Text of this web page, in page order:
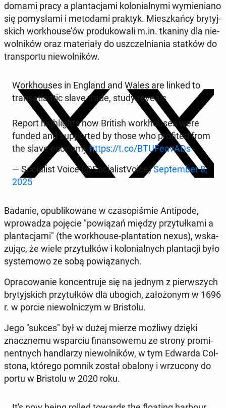
domami pracy a plan­ta­cja­mi ko­lo­nial­ny­mi wy­mie­nia­no
się po­my­sła­mi i me­to­da­mi praktyk. Miesz­kań­cy bry­tyj­
skich wor­kho­use’ów pro­du­ko­wa­li m.in. tkaniny dla nie­
wol­ni­ków oraz ma­te­ria­ły do uszczel­nia­nia statków do
trans­por­tu nie­wol­ni­ków.
Wor­kho­uses in England and Wales are linked to
trans­atlan­tic slave trade, study reveals
Report hi­gh­li­ghts how British wor­kho­uses were
funded and sup­por­ted by those who pro­fi­ted from
the slave economy https://t.co/BTU­Fe­avADs
— So­cia­list Voice (@So­cia­li­stVo­ice)Sep­tem­ber 8,
2025
Badanie, opu­bli­ko­wa­ne w cza­so­pi­śmie An­ti­po­de,
wpro­wa­dza pojęcie "po­wią­zań między przy­tuł­ka­mi a
plan­ta­cja­mi" (the wor­kho­use-plan­ta­tion nexus), wska­
zu­jąc, że wiele przy­tuł­ków i ko­lo­nial­nych plan­ta­cji było
sys­te­mo­wo ze sobą po­wią­za­nych.
Opra­co­wa­nie kon­cen­tru­je się na jednym z pierw­szych
bry­tyj­skich przy­tuł­ków dla ubogich, za­ło­żo­nym w 1696
r. w porcie nie­wol­ni­czym w Bri­sto­lu.
Jego "sukces" był w dużej mierze możliwy dzięki
znacz­ne­mu wspar­ciu fi­nan­so­we­mu ze strony pro­mi­
nent­nych han­dla­rzy nie­wol­ni­ków, w tym Edwarda Col­
sto­na, którego pomnik został obalony i wrzu­co­ny do
portu w Bri­sto­lu w 2020 roku.